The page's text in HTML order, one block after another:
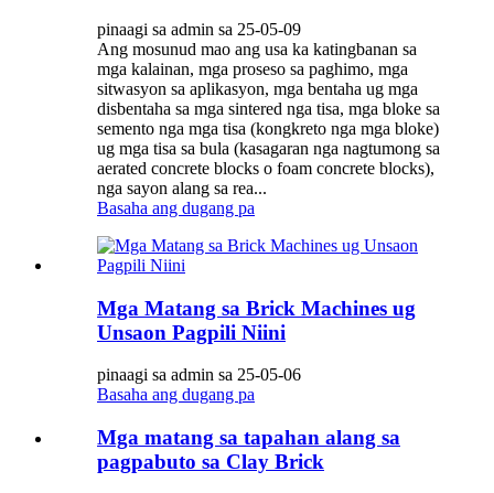
pinaagi sa admin sa 25-05-09
Ang mosunud mao ang usa ka katingbanan sa
mga kalainan, mga proseso sa paghimo, mga
sitwasyon sa aplikasyon, mga bentaha ug mga
disbentaha sa mga sintered nga tisa, mga bloke sa
semento nga mga tisa (kongkreto nga mga bloke)
ug mga tisa sa bula (kasagaran nga nagtumong sa
aerated concrete blocks o foam concrete blocks),
nga sayon ​​​​alang sa rea...
Basaha ang dugang pa
Mga Matang sa Brick Machines ug
Unsaon Pagpili Niini
pinaagi sa admin sa 25-05-06
Basaha ang dugang pa
Mga matang sa tapahan alang sa
pagpabuto sa Clay Brick